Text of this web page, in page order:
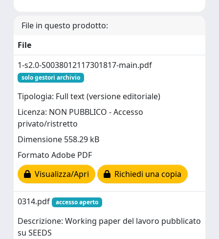
File in questo prodotto:
File
1-s2.0-S0038012117301817-main.pdf
solo gestori archivio
Tipologia: Full text (versione editoriale)
Licenza: NON PUBBLICO - Accesso
privato/ristretto
Dimensione 558.29 kB
Formato Adobe PDF
Visualizza/Apri
Richiedi una copia
0314.pdf accesso aperto
Descrizione: Working paper del lavoro pubblicato
su SEEDS